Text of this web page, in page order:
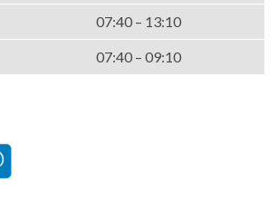
07:40 – 13:10
07:40 – 09:10